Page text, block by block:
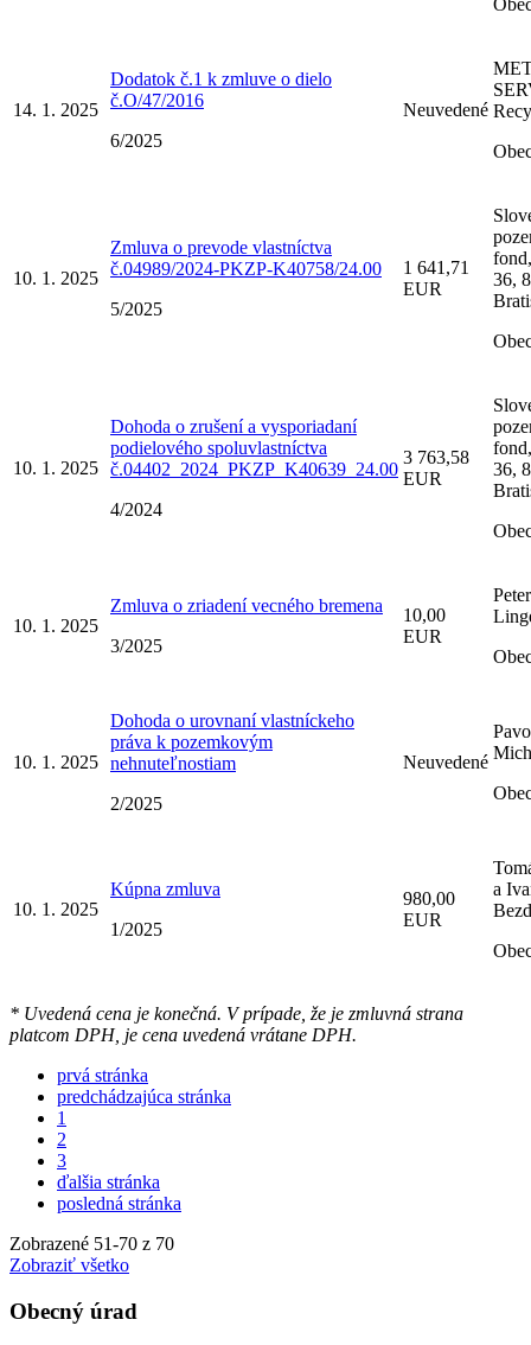
14. 1. 2025
Dodatok č.1 k zmluve o dielo
č.O/47/2016
6/2025
Neuvedené
10. 1. 2025
Zmluva o prevode vlastníctva
č.04989/2024-PKZP-K40758/24.00
5/2025
1 641,71
EUR
36,
10. 1. 2025
Dohoda o zrušení a vysporiadaní
podielového spoluvlastníctva
č.04402_2024_PKZP_K40639_24.00
4/2024
3 763,58
EUR
36,
10. 1. 2025
Zmluva o zriadení vecného bremena
3/2025
10,00
EUR
10. 1. 2025
Dohoda o urovnaní vlastníckeho
práva k pozemkovým
nehnuteľnostiam
2/2025
Neuvedené
10. 1. 2025
Kúpna zmluva
1/2025
980,00
EUR
a
* Uvedená cena je konečná. V prípade, že je zmluvná strana
platcom DPH, je cena uvedená vrátane DPH.
prvá stránka
predchádzajúca stránka
1
2
3
ďalšia stránka
posledná stránka
Zobrazené 51-70 z 70
Zobraziť všetko
Obecný úrad